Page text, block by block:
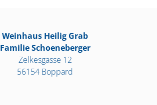
Weinhaus Heilig Grab
Familie Schoeneberger
Zelkesgasse 12
56154 Boppard